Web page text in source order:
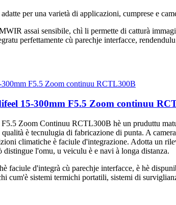
per una varietà di applicazioni, cumprese e
assai sensibile, chì li permette di catturà
perfettamente cù parechje interfacce,
15-300mm F5.5 Zoom continuu
Zoom Continuu RCTL300B hè un pruduttu
è tecnulugia di fabricazione di punta. A
climatiche è faciule d'integrazione. Adotta un
l'omu, u veiculu è e navi à longa distanza.
faciule d'integrà cù parechje interfacce, è hè
cum'è sistemi termichi portatili, sistemi di